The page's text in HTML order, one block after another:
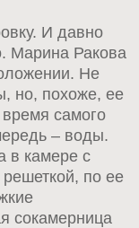
И давно
Марина Ракова
Не
но, похоже, ее
самого
– воды.
в камере с
по ее
сокамерница